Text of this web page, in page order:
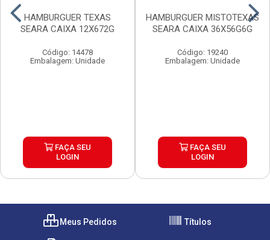
HAMBURGUER TEXAS
SEARA CAIXA 12X672G
Código: 14478
Embalagem: Unidade
FAÇA SEU
LOGIN
HAMBURGUER MISTOTEXAS
SEARA CAIXA 36X56G6G
Código: 19240
Embalagem: Unidade
FAÇA SEU
LOGIN
Meus Pedidos Títulos